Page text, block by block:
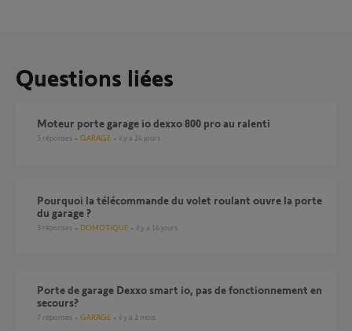
Questions liées
Moteur porte garage io dexxo 800 pro au ralenti
5 réponses GARAGE il y a 24 jours
pourquoi la télécommande du volet roulant ouvre la porte
du garage ?
3 réponses DOMOTIQUE il y a 14 jours
porte de garage Dexxo smart io, pas de fonctionnement en
secours?
7 réponses GARAGE il y a 2 mois